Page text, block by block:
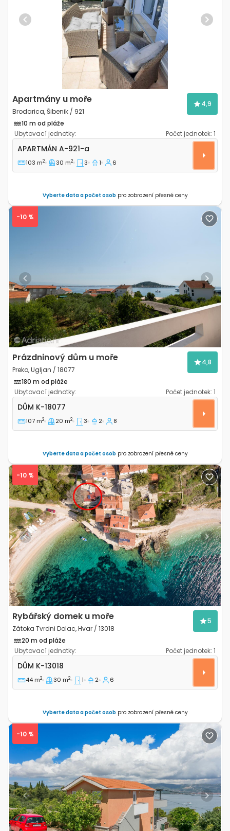
Previous Next
Apartmány u moře
Brodarica, Šibenik / 921
4,9
10 m od pláže
Ubytovací jednotky:
Počet jednotek: 1
Třípokojový apartmán Brodarica, Šibenik A-921-a
APARTMÁN A-921-a
103 m2 30 m2 3 1 6
Vyberte data a počet osob pro zobrazení přesné ceny
Previous Next
-10 %
Prázdninový dům u moře
Preko, Ugljan / 18077
4,8
180 m od pláže
Ubytovací jednotky:
Počet jednotek: 1
Třípokojový dům Preko (Ugljan) K-18077
DŮM K-18077
107 m2 20 m2 3 2 8
Vyberte data a počet osob pro zobrazení přesné ceny
Previous Next
-10 %
Rybářský domek u moře
Zátoka Tvrdni Dolac, Hvar / 13018
5
20 m od pláže
Ubytovací jednotky:
Počet jednotek: 1
Jednopokojový dům Zátoka Tvrdni Dolac, Hvar K-
DŮM K-13018
44 m2 30 m2 1 2 6
Vyberte data a počet osob pro zobrazení přesné ceny
Previous Next
-10 %